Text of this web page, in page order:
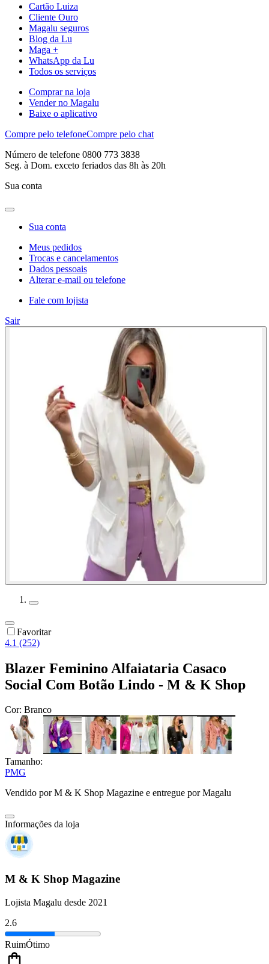
Cartão Luiza
Cliente Ouro
Magalu seguros
Blog da Lu
Maga +
WhatsApp da Lu
Todos os serviços
Comprar na loja
Vender no Magalu
Baixe o aplicativo
Compre pelo telefoneCompre pelo chat
Número de telefone 0800 773 3838
Seg. à Dom. exceto feriados das 8h às 20h
Sua conta
Sua conta
Meus pedidos
Trocas e cancelamentos
Dados pessoais
Alterar e-mail ou telefone
Fale com lojista
Sair
Favoritar
4.1 (252)
Blazer Feminino Alfaiataria Casaco
Social Com Botão Lindo - M & K Shop
Cor: Branco
Tamanho:
PMG
Vendido porM & K Shop Magazine e entregue por Magalu
Informações da loja
M & K Shop Magazine
Lojista Magalu desde 2021
2.6
RuimÓtimo